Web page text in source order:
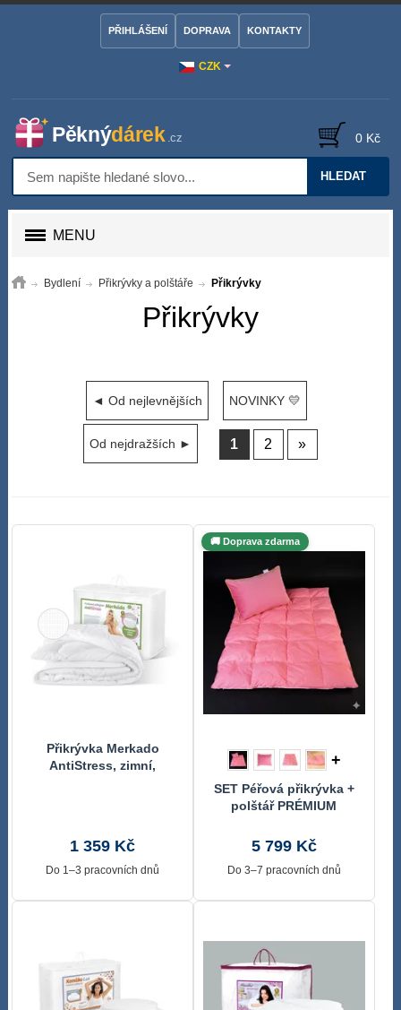
CZK
PŘIHLÁŠENÍ DOPRAVA KONTAKTY
HLEDAT
0 Kč
MENU
Bydlení Přikrývky a polštáře Přikrývky
Přikrývky
◄ Od nejlevnějších NOVINKY 💛
Od nejdražších ► 1 2 »
Přikrývka Merkado
AntiStress, zimní,
1 359 Kč
Do 1–3 pracovních dnů
🚚 Doprava zdarma
+
SET Péřová přikrývka +
polštář PRÉMIUM
5 799 Kč
Do 3–7 pracovních dnů